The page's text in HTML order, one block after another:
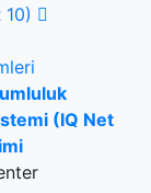
(IQ Net